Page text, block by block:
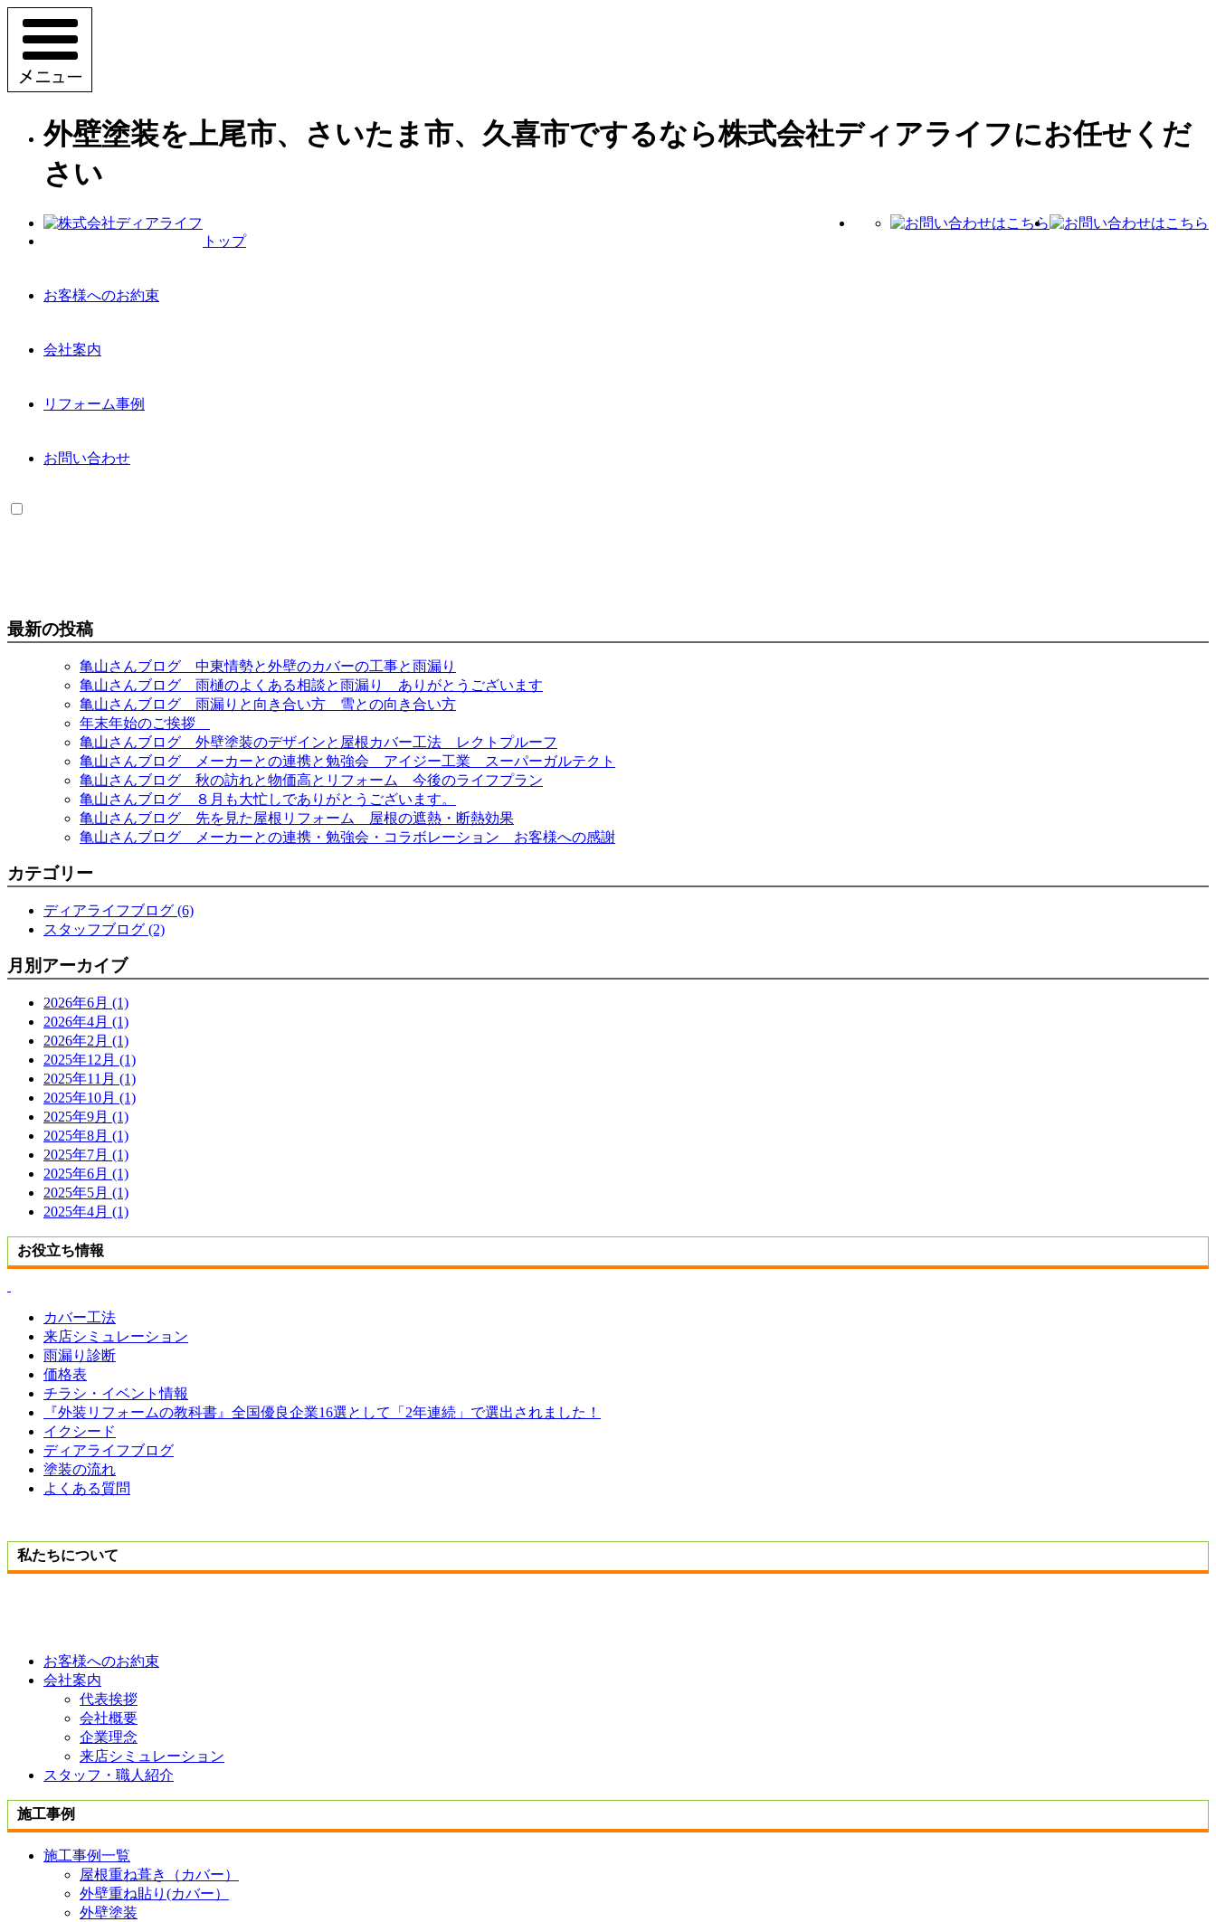
外壁塗装を上尾市、さいたま市、久喜市でするなら株式会社ディアライフにお任せくだ
さい
トップ
お客様へのお約束
会社案内
リフォーム事例
お問い合わせ
最新の投稿
亀山さんブログ 中東情勢と外壁のカバーの工事と雨漏り
亀山さんブログ 雨樋のよくある相談と雨漏り ありがとうございます
亀山さんブログ 雨漏りと向き合い方 雪との向き合い方
年末年始のご挨拶
亀山さんブログ 外壁塗装のデザインと屋根カバー工法 レクトプルーフ
亀山さんブログ メーカーとの連携と勉強会 アイジー工業 スーパーガルテクト
亀山さんブログ 秋の訪れと物価高とリフォーム 今後のライフプラン
亀山さんブログ ８月も大忙しでありがとうございます。
亀山さんブログ 先を見た屋根リフォーム 屋根の遮熱・断熱効果
亀山さんブログ メーカーとの連携・勉強会・コラボレーション お客様への感謝
カテゴリー
ディアライフブログ (6)
スタッフブログ (2)
月別アーカイブ
2026年6月 (1)
2026年4月 (1)
2026年2月 (1)
2025年12月 (1)
2025年11月 (1)
2025年10月 (1)
2025年9月 (1)
2025年8月 (1)
2025年7月 (1)
2025年6月 (1)
2025年5月 (1)
2025年4月 (1)
お役立ち情報
カバー工法
来店シミュレーション
雨漏り診断
価格表
チラシ・イベント情報
『外装リフォームの教科書』全国優良企業16選として「2年連続」で選出されました！
イクシード
ディアライフブログ
塗装の流れ
よくある質問
私たちについて
お客様へのお約束
会社案内
代表挨拶
会社概要
企業理念
来店シミュレーション
スタッフ・職人紹介
施工事例
施工事例一覧
屋根重ね葺き（カバー）
外壁重ね貼り(カバー）
外壁塗装